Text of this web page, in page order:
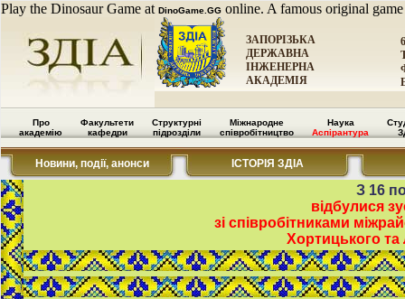
Play the Dinosaur Game at DinoGame.GG online. A famous original
ЗАПОРІЗЬКА
ДЕРЖАВНА
ІНЖЕНЕРНА
АКАДЕМІЯ
Про
академію
Факультети
кафедри
Структурні
підрозділи
Міжнародне
співробітництво
Наука
Аспірантура
Новини, події, анонси ІСТОРІЯ ЗДІА
З 16
відбулися
зі співробітниками
Хортицького та